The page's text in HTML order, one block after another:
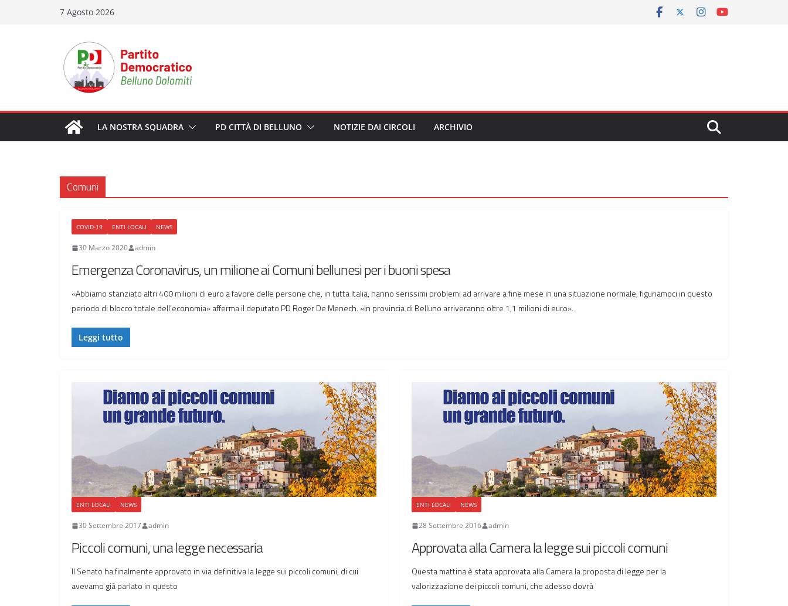
7 Agosto 2026
LA NOSTRA SQUADRA PD CITTÀ DI BELLUNO NOTIZIE DAI CIRCOLI ARCHIVIO
Comuni
COVID-19 ENTI LOCALI NEWS
30 Marzo 2020 admin
Emergenza Coronavirus, un milione ai Comuni bellunesi per i buoni spesa
«Abbiamo stanziato altri 400 milioni di euro a favore delle persone che, in tutta Italia, hanno serissimi problemi ad arrivare a fine mese in una situazione normale, figuriamoci in questo
periodo di blocco totale dell’economia» afferma il deputato PD Roger De Menech. «In provincia di Belluno arriveranno oltre 1,1 milioni di euro».
Leggi tutto
ENTI LOCALI NEWS
30 Settembre 2017 admin
Piccoli comuni, una legge necessaria
Il Senato ha finalmente approvato in via definitiva la legge sui piccoli comuni, di cui
avevamo già parlato in questo
ENTI LOCALI NEWS
28 Settembre 2016 admin
Approvata alla Camera la legge sui piccoli comuni
Questa mattina è stata approvata alla Camera la proposta di legge per la
valorizzazione dei piccoli comuni, che adesso dovrà